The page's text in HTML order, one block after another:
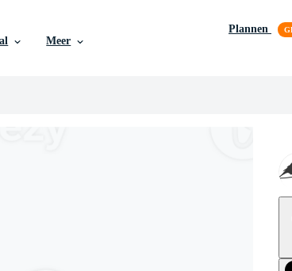
Meer
Plannen